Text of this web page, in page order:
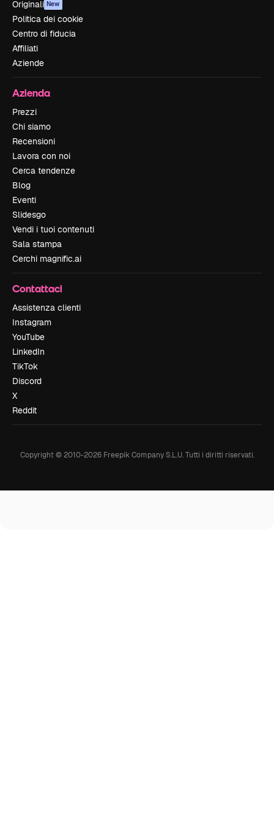
Originali New
Politica dei cookie
Centro di fiducia
Affiliati
Aziende
Azienda
Prezzi
Chi siamo
Recensioni
Lavora con noi
Cerca tendenze
Blog
Eventi
Slidesgo
Vendi i tuoi contenuti
Sala stampa
Cerchi magnific.ai
Contattaci
Assistenza clienti
Instagram
YouTube
LinkedIn
TikTok
Discord
X
Reddit
Copyright © 2010-2026Freepik Company S.L.U. Tutti i diritti riservati.